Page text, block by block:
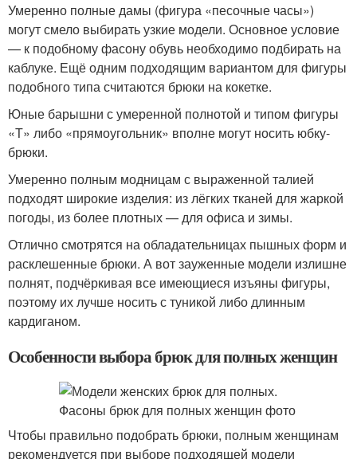
Умеренно полные дамы (фигура «песочные часы»)
могут смело выбирать узкие модели. Основное условие
— к подобному фасону обувь необходимо подбирать на
каблуке. Ещё одним подходящим вариантом для фигуры
подобного типа считаются брюки на кокетке.
Юные барышни с умеренной полнотой и типом фигуры
«Т» либо «прямоугольник» вполне могут носить юбку-
брюки.
Умеренно полным модницам с выраженной талией
подходят широкие изделия: из лёгких тканей для жаркой
погоды, из более плотных — для офиса и зимы.
Отлично смотрятся на обладательницах пышных форм и
расклешенные брюки. А вот зауженные модели излишне
полнят, подчёркивая все имеющиеся изъяны фигуры,
поэтому их лучше носить с туникой либо длинным
кардиганом.
Особенности выбора брюк для полных женщин
Чтобы правильно подобрать брюки, полным женщинам
рекомендуется при выборе подходящей модели